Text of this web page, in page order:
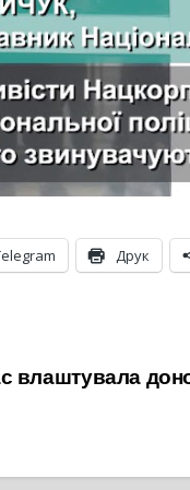
Друк
влаштувала